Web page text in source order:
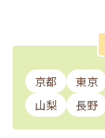
京都 東京
山梨
長野